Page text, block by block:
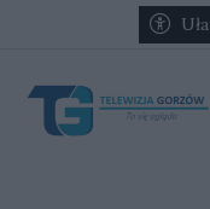
Przejdź do głównych
Przejdź do głównego